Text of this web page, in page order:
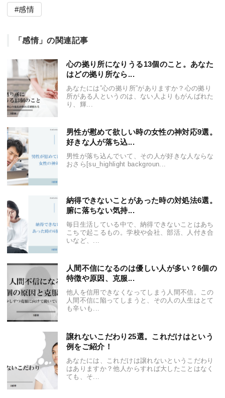
感情
「感情」の関連記事
心の拠り所になりうる13個のこと。あなた
はどの拠り所なら...
あなたには”心の拠り所”がありますか？心の拠り
所がある人というのは、ない人よりもがんばれた
り、輝...
男性が慰めて欲しい時の女性の神対応9選。
好きな人が落ち込...
男性が落ち込んでいて、その人が好きな人ならな
おさら[su_highlight backgroun...
納得できないことがあった時の対処法6選。
腑に落ちない気持...
毎日生活している中で、納得できないことはあち
こちで起こるもの。学校や会社、部活、人付き合
いなど、...
人間不信になるのは優しい人が多い？6個の
特徴や原因、克服...
他人を信用できなくなってしまう人間不信。この
人間不信に陥ってしまうと、その人の人生はとて
も辛いも...
譲れないこだわり25選。これだけはという
例をご紹介！
あなたには、これだけは譲れないというこだわり
はありますか？他人からすれば大したことはなく
ても、そ...